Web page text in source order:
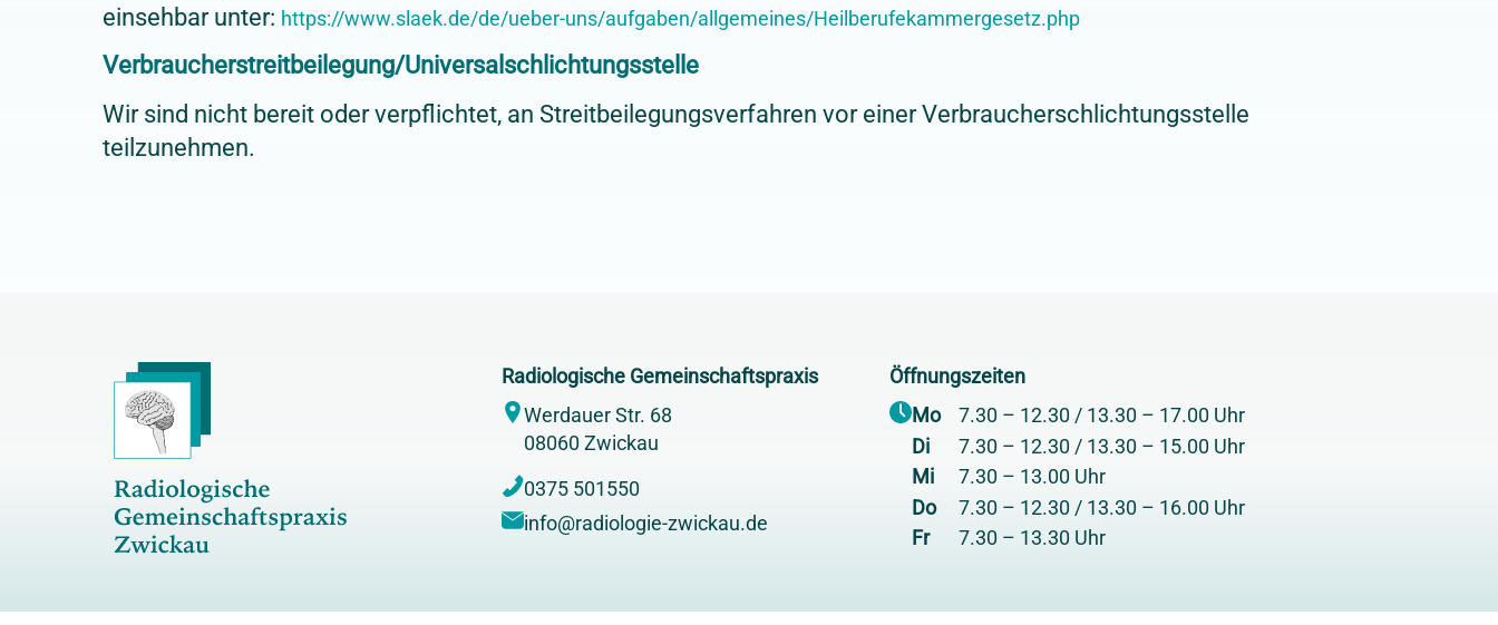
einsehbar unter: https://www.slaek.de/de/ueber-uns/aufgaben/allgemeines/Heilberufekammergesetz.php
Verbraucher­streit­beilegung/Universal­schlichtungs­stelle
Wir sind nicht bereit oder verpflichtet, an Streitbeilegungsverfahren vor einer Verbraucherschlichtungsstelle
teilzunehmen.
Radiologische Gemeinschaftspraxis
Werdauer Str. 68
08060 Zwickau
0375 501550
info@radiologie-zwickau.de
Öffnungszeiten
Mo
7.30 – 12.30 / 13.30 – 17.00 Uhr
Di
7.30 – 12.30 / 13.30 – 15.00 Uhr
Mi
7.30 – 13.00 Uhr
Do
7.30 – 12.30 / 13.30 – 16.00 Uhr
Fr
7.30 – 13.30 Uhr